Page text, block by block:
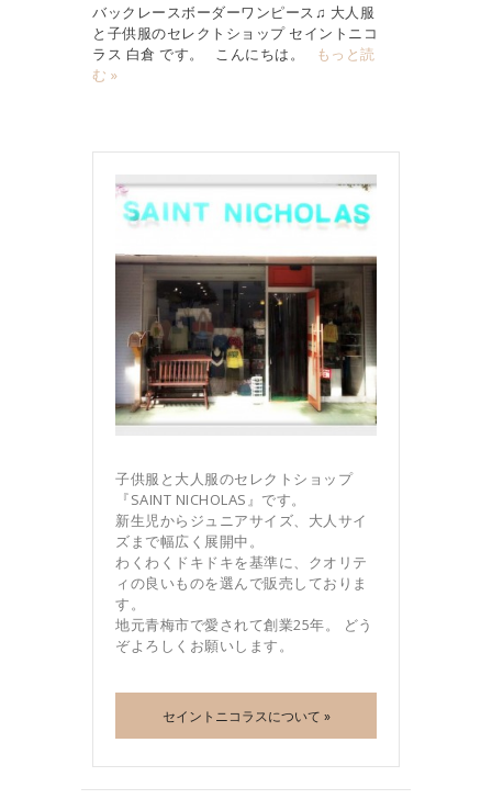
バックレースボーダーワンピース♫ 大人服
と子供服のセレクトショップ セイントニコ
ラス 白倉 です。 こんにちは。
もっと読
む »
子供服と大人服のセレクトショップ
『SAINT NICHOLAS』です。
新生児からジュニアサイズ、大人サイ
ズまで幅広く展開中。
わくわくドキドキを基準に、クオリテ
ィの良いものを選んで販売しておりま
す。
地元青梅市で愛されて創業25年。 どう
ぞよろしくお願いします。
セイントニコラスについて »